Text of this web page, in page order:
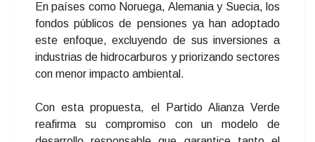
En países como Noruega, Alemania y Suecia, los
fondos públicos de pensiones ya han adoptado
este enfoque, excluyendo de sus inversiones a
industrias de hidrocarburos y priorizando sectores
con menor impacto ambiental.
Con esta propuesta, el Partido Alianza Verde
reafirma su compromiso con un modelo de